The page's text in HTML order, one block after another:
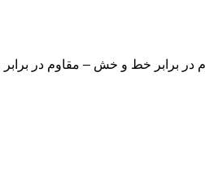
در برابر خط و خش – مقاوم در